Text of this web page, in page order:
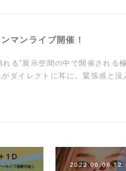
マンライブ開催！
"展示空間の中で開催される
ダイレクトに耳に。緊張感と没
2022.06.06